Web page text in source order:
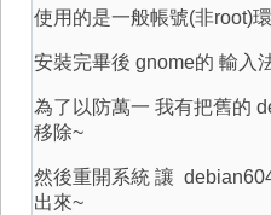
使用的是一般帳號(非root)
安裝完畢後 gnome的 輸入
為了以防萬一 我有把舊的
移除~
然後重開系統 讓
出來~